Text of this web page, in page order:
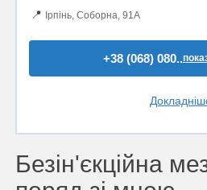
📍 Ірпінь, Соборна, 91А
+38 (068) 080..
Безін'єкційна